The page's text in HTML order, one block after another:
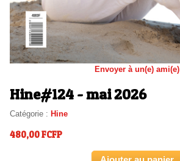
Envoyer à un(e) ami(e)
Hine#124 - mai 2026
Catégorie : Hine
480,00 FCFP